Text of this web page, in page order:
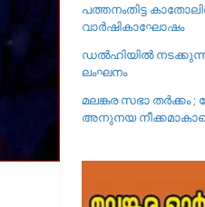
പത്തനംതിട്ട
വാർഷികാഘോഷം
ഡൽഹിയിൽ
ലംഘനം
മലങ്കര സഭാ തർക്കം
അനുനയ